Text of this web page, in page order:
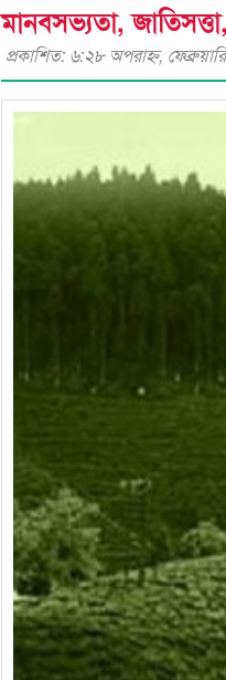
মানবসভ্যতা,
প্রকাশিত: ৬:২৮ অপরাহ্ণ,